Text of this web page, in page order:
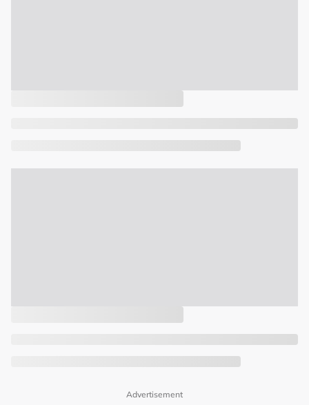
Advertisement